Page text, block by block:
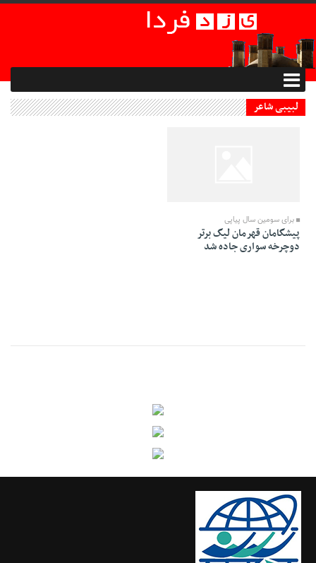
لبیبی شاعر
برای سومین سال پیاپی
پیشگامان قهرمان لیگ برتر
دوچرخه سواری جاده شد